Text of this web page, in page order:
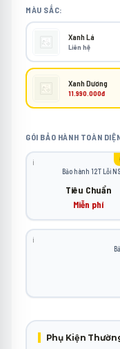
MÀU SẮC:
Xanh Lá
Liên hệ
Xanh Dương
11.990.000đ
GÓI BẢO HÀNH TOÀN
ℹ️
Bảo hành 12T Lỗi
Tiêu Chuẩn
Miễn phí
ℹ️
Phụ Kiện